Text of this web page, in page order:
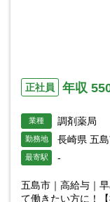
正社員 年収
業種 調剤薬局
勤務地 長崎県 五
最寄駅 -
五島市｜高給与｜
て働きたい方に！【